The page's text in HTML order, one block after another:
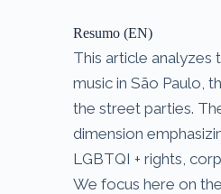
Resumo (EN)
This article
music in São Paulo,
the street parties.
dimension
LGBTQI + rights,
We focus here on